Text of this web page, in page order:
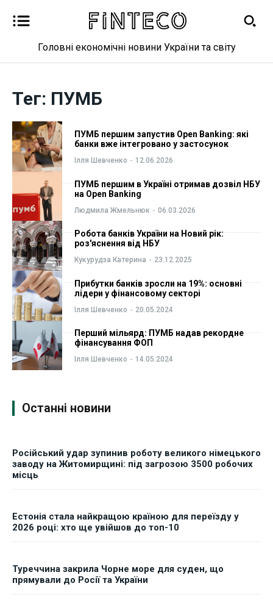
Бізнес
Фінанси
Валютний ринок
Криптовалюта
Робота і освіта
Публікації
ФОП
Курс валют
Ми в соц. мережах
Бізнес
Фінанси
Валютний ринок
Криптовалюта
Робота і освіта
Публікації
ФОП
Курс валют
Ми в соц. мережах
Головні економічні новини України та світу
Тег: ПУМБ
ПУМБ першим запустив Open Banking: які
банки вже інтегровано у застосунок
Ілля Шевченко - 12.06.2026
ПУМБ першим в Україні отримав дозвіл НБУ
на Open Banking
Людмила Жмельнюк - 06.03.2026
Робота банків України на Новий рік:
роз'яснення від НБУ
Кукурудза Катерина - 23.12.2025
Прибутки банків зросли на 19%: основні
лідери у фінансовому секторі
Ілля Шевченко - 20.05.2024
Перший мільярд: ПУМБ надав рекордне
фінансування ФОП
Ілля Шевченко - 14.05.2024
Останні новини
Російський удар зупинив роботу великого німецького
заводу на Житомирщині: під загрозою 3500 робочих
місць
Естонія стала найкращою країною для переїзду у
2026 році: хто ще увійшов до топ-10
Туреччина закрила Чорне море для суден, що
прямували до Росії та України